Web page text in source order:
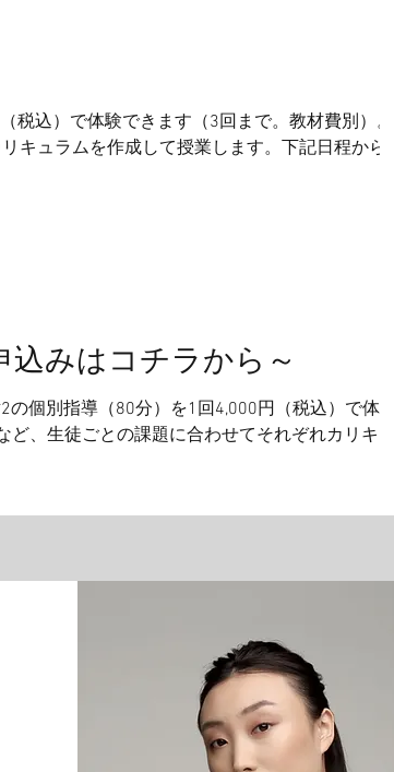
込）で体験できます（3回まで。教材費別）。
キュラムを作成して授業します。下記日程から期
込みはコチラから～
個別指導（80分）を1回4,000円（税込）で体験
、生徒ごとの課題に合わせてそれぞれカリキュ
②14:00-15:20 ③15:30-16:50 ④17:00-18:20